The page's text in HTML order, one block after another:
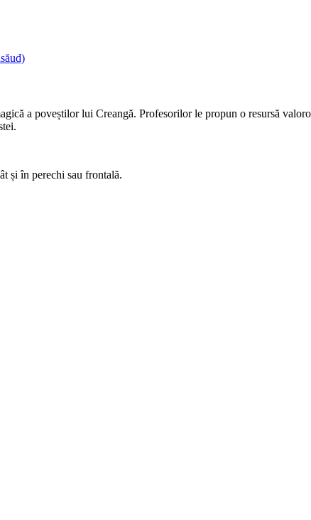
a poveștilor lui Creangă. Profesorilor le propun o resursă
și în perechi sau frontală.